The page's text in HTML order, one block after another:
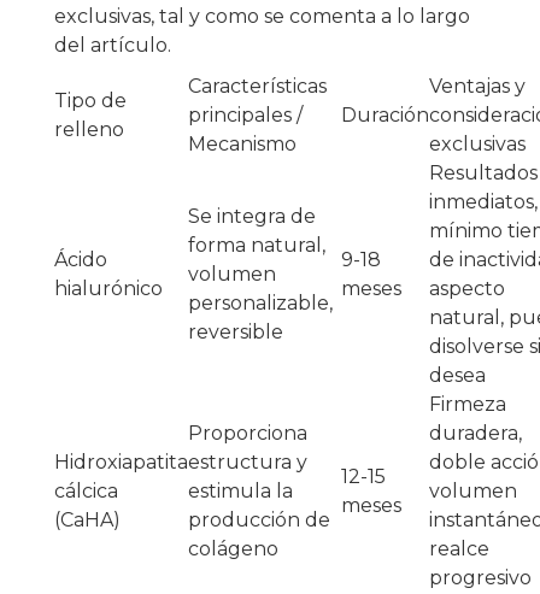
exclusivas, tal y como se comenta a lo largo
del artículo.
Tipo de
relleno
Características
principales /
Mecanismo
Duración
Ventajas y
exclusivas
Ácido
hialurónico
Se integra de
forma natural,
volumen
personalizable,
reversible
9-18
meses
Resultados
inmediatos,
mínimo
de
aspecto
natural,
disolverse
desea
Hidroxiapatita
cálcica
(CaHA)
Proporciona
estructura y
estimula la
producción de
colágeno
12-15
meses
Firmeza
duradera,
doble
volumen
realce
progresivo